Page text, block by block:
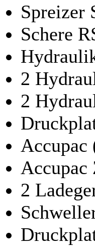
Spreizer
Schere
2
2
Accupac
Accupac
2